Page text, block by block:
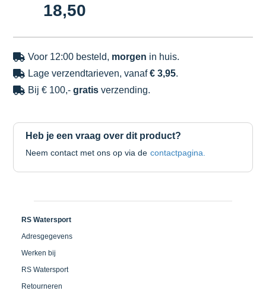
18,50
 Voor 12:00 besteld, morgen in huis.
 Lage verzendtarieven, vanaf€ 3,95.
 Bij € 100,-gratis verzending.
Heb je een vraag over dit product?
Neem contact met ons op via de contactpagina.
RS Watersport
Adresgegevens
Werken bij
RS Watersport
Retourneren